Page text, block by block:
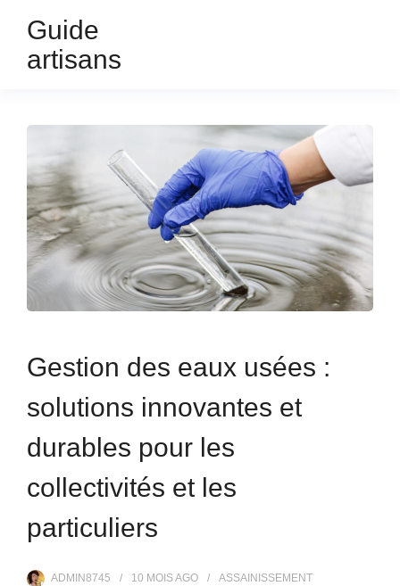
Guide
artisans
Gestion des eaux usées :
solutions innovantes et
durables pour les
collectivités et les
particuliers
ADMIN8745 10 MOISAGO ASSAINISSEMENT